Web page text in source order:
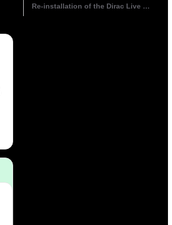
Re-installation of the Dirac Live